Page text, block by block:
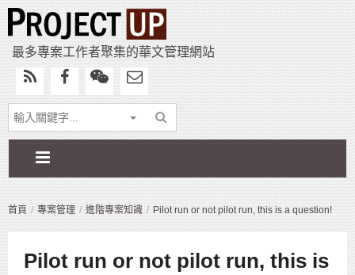
最多專案工作者聚集的華文管理網站
首頁 專案管理 進階專案知識 Pilot run or not pilot run, this is a question!
Pilot run or not pilot run, this is